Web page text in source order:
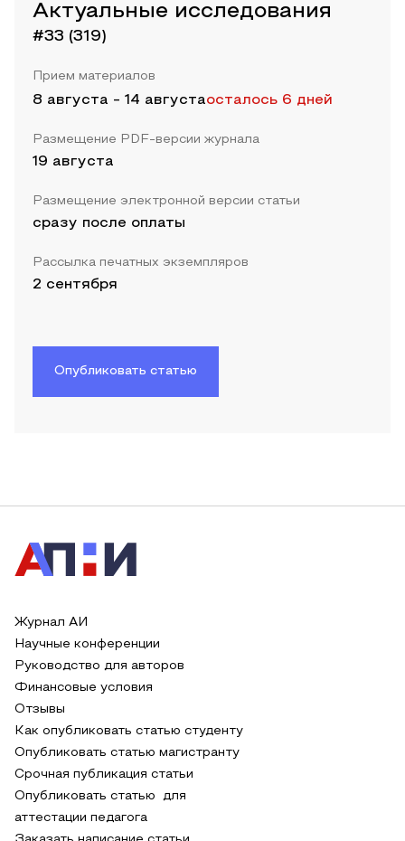
Актуальные исследования
#33 (319)
Прием материалов
8 августа - 14 августаосталось 6 дней
Размещение PDF-версии журнала
19 августа
Размещение электронной версии статьи
сразу после оплаты
Рассылка печатных экземпляров
2 сентября
Опубликовать статью
Журнал АИ
Научные конференции
Руководство для авторов
Финансовые условия
Отзывы
Как опубликовать статью студенту
Опубликовать статью магистранту
Срочная публикация статьи
Опубликовать статью для
аттестации педагога